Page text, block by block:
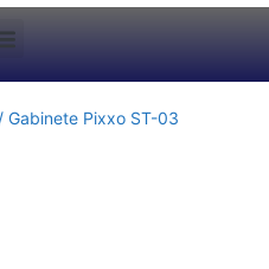
/ Gabinete Pixxo ST-03